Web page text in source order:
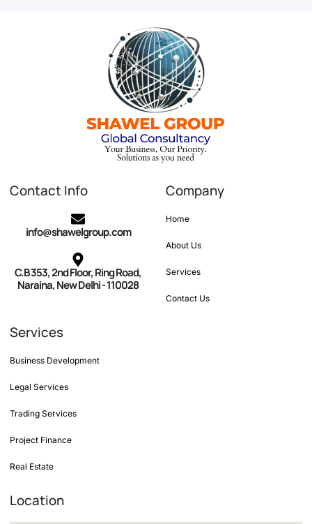
Contact Info
info@shawelgroup.com
C.B 353, 2nd Floor, Ring Road,
Naraina, New Delhi - 110028
Company
Home
About Us
Services
Contact Us
Services
Business Development
Legal Services
Trading Services
Project Finance
Real Estate
Location